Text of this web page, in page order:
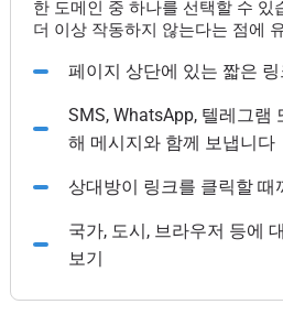
한 도메인 중 하나를 선택할 수 있
더 이상 작동하지 않는다는 점에
페이지 상단에 있는 짧은
SMS, WhatsApp, 텔레그램
해 메시지와 함께 보냅니다
상대방이 링크를 클릭할 때
국가, 도시, 브라우저 등에
보기